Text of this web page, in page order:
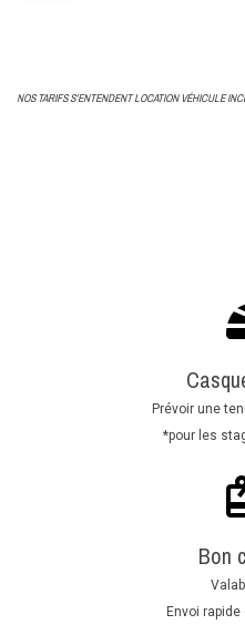
NOS TARIFS S'ENTENDENT LOCATION VÉHICULE
Prévoir une
*pour les
Bon
Envoi